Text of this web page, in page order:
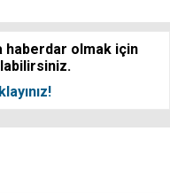
haberdar olmak için